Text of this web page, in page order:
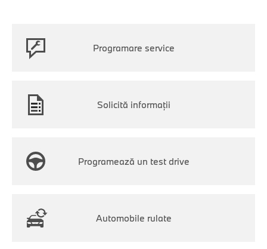
Programare service
Solicită informații
Programează un test drive
Automobile rulate